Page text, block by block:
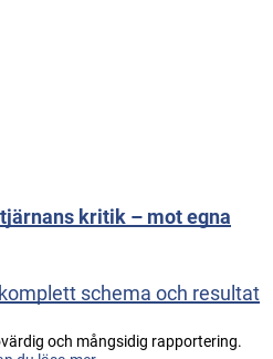
kritik – mot egna
schema och resultat
och mångsidig rapportering.